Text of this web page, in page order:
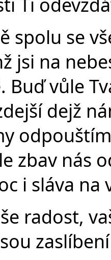
spolu se
jsi na
Buď vůle
dejž
zbav nás
i sláva na
radost,